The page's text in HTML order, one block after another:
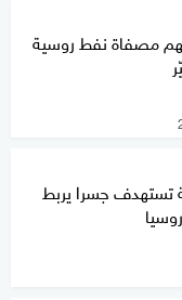
مصفاة نفط روسية
تستهدف جسرا يربط